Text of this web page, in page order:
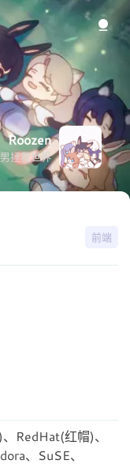
Roozen
拯救世界
前端
RedHat(红帽)、
、SuSE、